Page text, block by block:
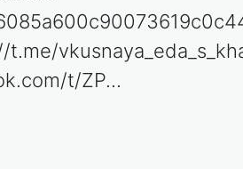
t.me/
t/ZP...